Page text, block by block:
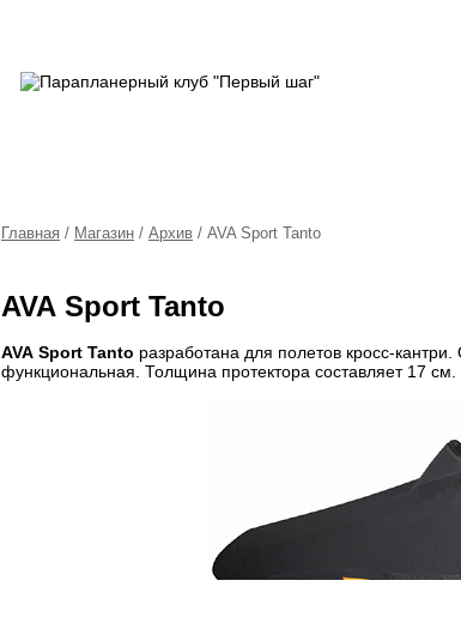
Главная / Магазин / Архив / AVA Sport Tanto
AVA Sport Tanto
AVA Sport Tanto разработана для полетов кросс-
функциональная. Толщина протектора составляет 17